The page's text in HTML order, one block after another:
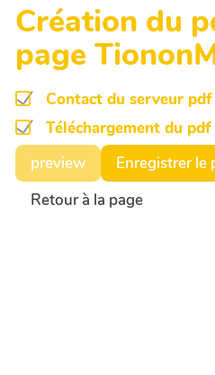
Création du
page
Contact du serveur pdf
Téléchargement du pdf
preview
Enregistrer le
Retour à la page